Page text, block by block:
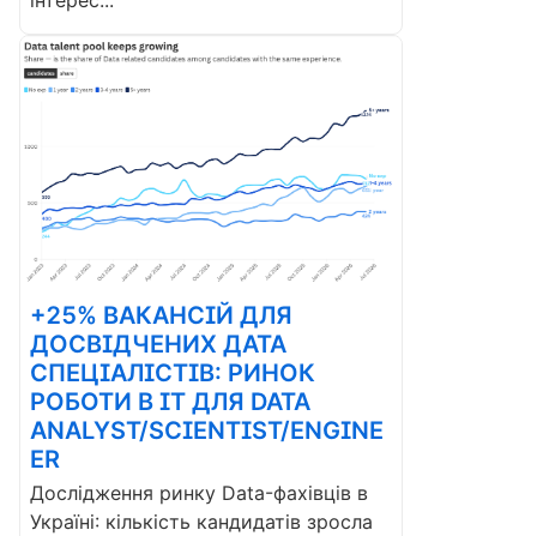
+25% ВАКАНСІЙ ДЛЯ
ДОСВІДЧЕНИХ ДАТА
СПЕЦІАЛІСТІВ: РИНОК
РОБОТИ В ІТ ДЛЯ DATA
ANALYST/SCIENTIST/ENGINE
ER
Дослідження ринку Data-фахівців в
Україні: кількість кандидатів зросла